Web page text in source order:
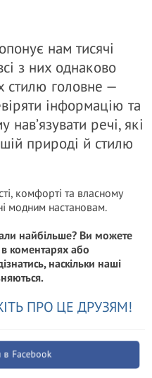
нам тисячі
з них однаково
стилю головне —
інформацію та
нав’язувати речі, які
природі й стилю
комфорті та власному
модним настановам.
найбільше? Ви можете
коментарях або
наскільки наші
ПРО ЦЕ ДРУЗЯМ!
в Facebook